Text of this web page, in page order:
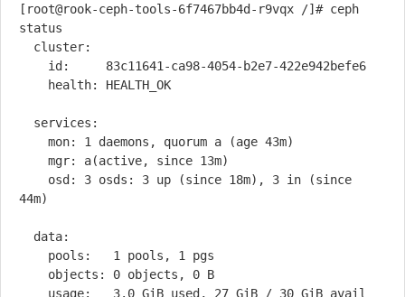
[root@rook-ceph-tools-6f7467bb4d-r9vqx /]# ceph
status
44m)